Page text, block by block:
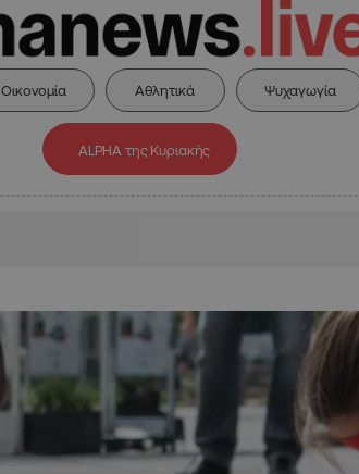
Οικονομία Αθλητικά Ψυχαγωγία
ALPHA της Κυριακής